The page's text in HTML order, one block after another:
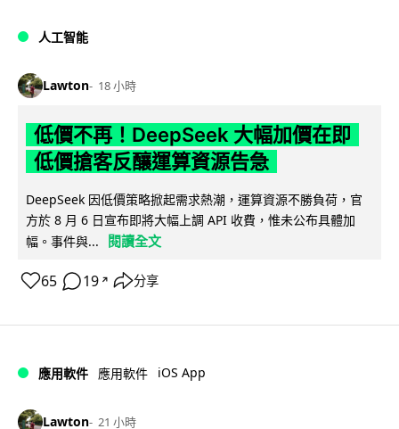
人工智能
Lawton 18 小時
低價不再！DeepSeek 大幅加價在即
低價搶客反釀運算資源告急
DeepSeek 因低價策略掀起需求熱潮，運算資源不勝負荷，官
方於 8 月 6 日宣布即將大幅上調 API 收費，惟未公布具體加
幅。事件與...
閱讀全文
65 19 ↗ 分享
應用軟件 應用軟件 iOS App
Lawton 21 小時